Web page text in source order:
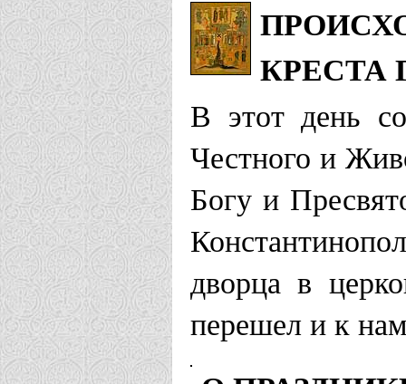
КРЕСТА
В этот день
Честного и
Богу и
дворца в
перешел и к